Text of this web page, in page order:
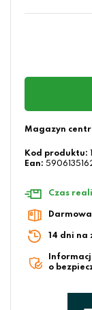
Magazyn
Kod produktu:
Ean:
Czas
14 dni
o